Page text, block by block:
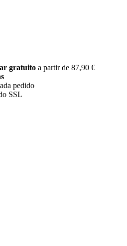
gratuito a partir de 87,90 €
pedido
SSL